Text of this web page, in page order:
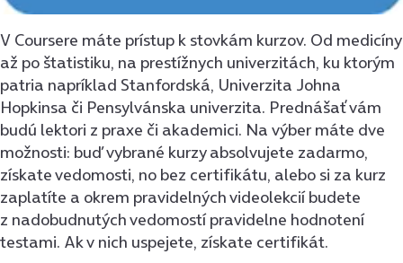
V Coursere máte prístup k stovkám kurzov. Od medicíny
až po štatistiku, na prestížnych univerzitách, ku ktorým
patria napríklad Stanfordská, Univerzita Johna
Hopkinsa či Pensylvánska univerzita. Prednášať vám
budú lektori z praxe či akademici. Na výber máte dve
možnosti: buď vybrané kurzy absolvujete zadarmo,
získate vedomosti, no bez certifikátu, alebo si za kurz
zaplatíte a okrem pravidelných videolekcií budete
z nadobudnutých vedomostí pravidelne hodnotení
testami. Ak v nich uspejete, získate certifikát.